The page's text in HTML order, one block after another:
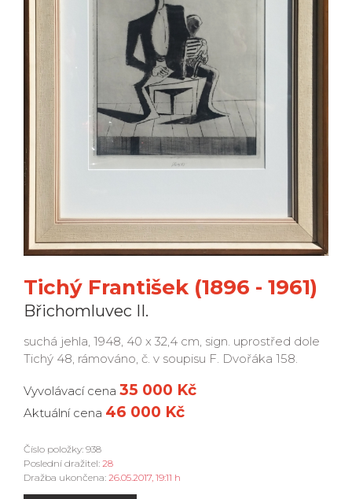
Tichý František (1896 - 1961)
Břichomluvec II.
suchá jehla, 1948, 40 x 32,4 cm, sign. uprostřed dole
Tichý 48, rámováno, č. v soupisu F. Dvořáka 158.
Vyvolávací cena 35 000 Kč
Aktuální cena 46 000 Kč
Číslo položky: 938
Poslední dražitel: 28
Dražba ukončena: 26.05.2017, 19:11 h